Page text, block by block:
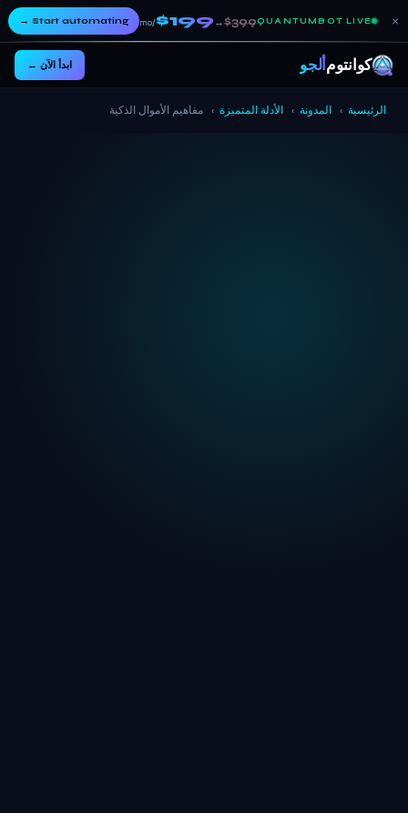
QUANTUMBOT LIVE
$399
→
$199
/mo
Start automating
→ ×
كوانتومألجو ابدأ الآن ←
الرئيسية › المدونة › الأدلة المتميزة › مفاهيم الأموال الذكية